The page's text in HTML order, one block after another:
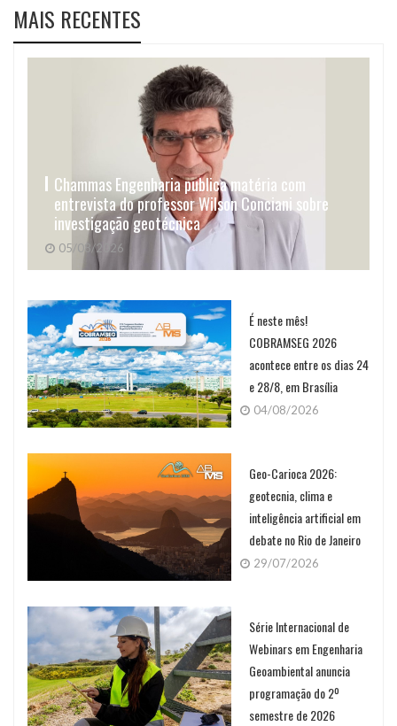
MAIS RECENTES
Chammas Engenharia publica matéria com
entrevista do professor Wilson Conciani sobre
investigação geotécnica
05/08/2026
É neste mês!
COBRAMSEG 2026
acontece entre os dias 24
e 28/8, em Brasília
04/08/2026
Geo-Carioca 2026:
geotecnia, clima e
inteligência artificial em
debate no Rio de Janeiro
29/07/2026
Série Internacional de
Webinars em Engenharia
Geoambiental anuncia
programação do 2º
semestre de 2026